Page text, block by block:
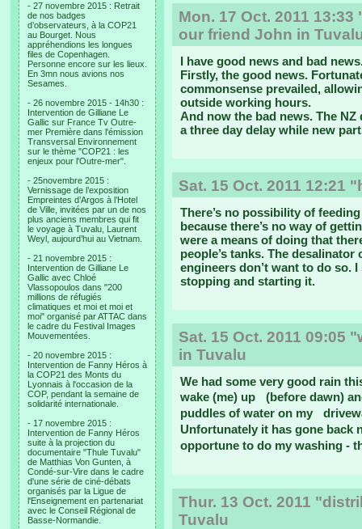
- 27 novembre 2015 : Retrait
de nos badges
d’observateurs, à la COP21
au Bourget. Nous
appréhendions les longues
files de Copenhagen.
Personne encore sur les lieux.
En 3mn nous avions nos
Sesames.
- 26 novembre 2015 - 14h30 :
Intervention de Gilliane Le
Gallic sur France Tv Outre-
mer Première dans l'émission
Transversal Environnement
sur le thème "COP21 : les
enjeux pour l'Outre-mer".
- 25novembre 2015 :
Vernissage de l’exposition
Empreintes d’Argos à l’Hotel
de Ville, invitées par un de nos
plus anciens membres qui fit
le voyage à Tuvalu, Laurent
Weyl, aujourd’hui au Vietnam.
- 21 novembre 2015 :
Intervention de Gilliane Le
Gallic avec Chloé
Vlassopoulos dans "200
millions de réfugiés
climatiques et moi et moi et
moi" organisé par ATTAC dans
le cadre du Festival Images
Mouvementées.
- 20 novembre 2015 :
Intervention de Fanny Héros à
la COP21 des Monts du
Lyonnais à l'occasion de la
COP, pendant la semaine de
solidarité internationale.
- 17 novembre 2015 :
Intervention de Fanny Héros
suite à la projection du
documentaire "Thule Tuvalu"
de Matthias Von Gunten, à
Condé-sur-Vire dans le cadre
d'une série de ciné-débats
organisés par la Ligue de
l'Enseignement en partenariat
avec le Conseil Régional de
Basse-Normandie.
Mon. 17 Oct. 2011
our friend John in
I have good news and bad
Firstly, the good news.
commonsense prevailed,
outside working hours.
And now the bad news. The
a three day delay while new
Sat. 15 Oct. 2011 12:21
There’s no possibility of
because there’s no way of
were a means of doing that
people’s tanks. The
engineers don’t want to do so.
stopping and starting it.
Sat. 15 Oct. 2011 09:05
in Tuvalu
We had some very good rain
wake (me) up (before dawn)
puddles of water on my
Unfortunately it has gone
opportune to do my washing -
Thur. 13 Oct. 2011
Tuvalu